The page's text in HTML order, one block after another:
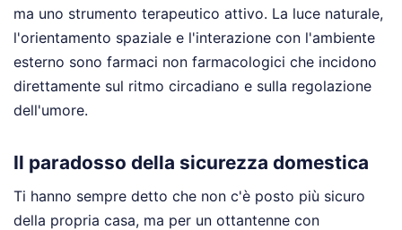
ma uno strumento terapeutico attivo. La luce naturale,
l'orientamento spaziale e l'interazione con l'ambiente
esterno sono farmaci non farmacologici che incidono
direttamente sul ritmo circadiano e sulla regolazione
dell'umore.
Il paradosso della sicurezza domestica
Ti hanno sempre detto che non c'è posto più sicuro
della propria casa, ma per un ottantenne con